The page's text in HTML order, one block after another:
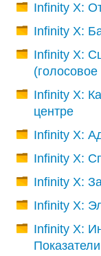
Infinity X:
Infinity X:
Infinity X:
Infinity X:
центре
Infinity X:
Infinity X:
Infinity X:
Infinity X:
Infinity X: